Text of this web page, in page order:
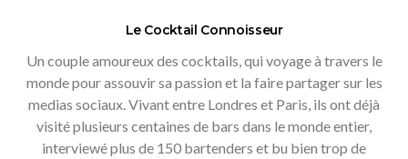
Le Cocktail Connoisseur
Un couple amoureux des cocktails, qui voyage à travers le
monde pour assouvir sa passion et la faire partager sur les
medias sociaux. Vivant entre Londres et Paris, ils ont déjà
visité plusieurs centaines de bars dans le monde entier,
interviewé plus de 150 bartenders et bu bien trop de